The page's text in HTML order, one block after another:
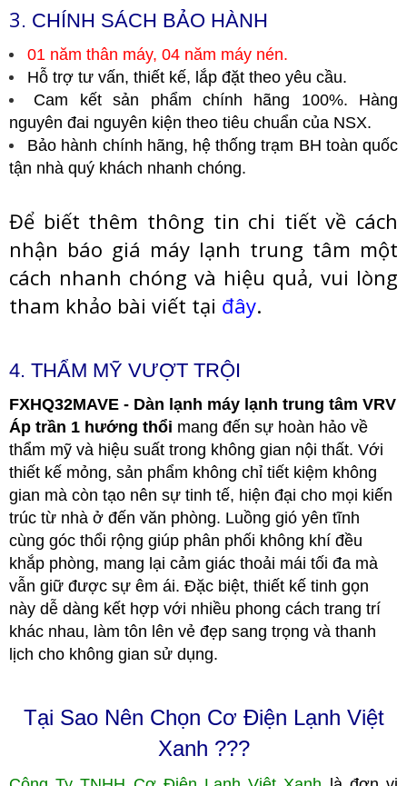
3. CHÍNH SÁCH BẢO HÀNH
01 năm thân máy, 04 năm máy nén.
Hỗ trợ tư vấn, thiết kế, lắp đặt theo yêu cầu.
Cam kết sản phẩm chính hãng 100%. Hàng
nguyên đai nguyên kiện theo tiêu chuẩn của NSX.
Bảo hành chính hãng, hệ thống trạm BH toàn quốc
tận nhà quý khách nhanh chóng.
Để biết thêm thông tin chi tiết về cách
nhận báo giá máy lạnh trung tâm một
cách nhanh chóng và hiệu quả, vui lòng
tham khảo bài viết tại đây.
4. THẨM MỸ VƯỢT TRỘI
FXHQ32MAVE - Dàn lạnh máy lạnh trung tâm VRV
Áp trần 1 hướng thổi mang đến sự hoàn hảo về
thẩm mỹ và hiệu suất trong không gian nội thất. Với
thiết kế mỏng, sản phẩm không chỉ tiết kiệm không
gian mà còn tạo nên sự tinh tế, hiện đại cho mọi kiến
trúc từ nhà ở đến văn phòng. Luồng gió yên tĩnh
cùng góc thổi rộng giúp phân phối không khí đều
khắp phòng, mang lại cảm giác thoải mái tối đa mà
vẫn giữ được sự êm ái. Đặc biệt, thiết kế tinh gọn
này dễ dàng kết hợp với nhiều phong cách trang trí
khác nhau, làm tôn lên vẻ đẹp sang trọng và thanh
lịch cho không gian sử dụng.
Tại Sao Nên Chọn Cơ Điện Lạnh Việt
Xanh ???